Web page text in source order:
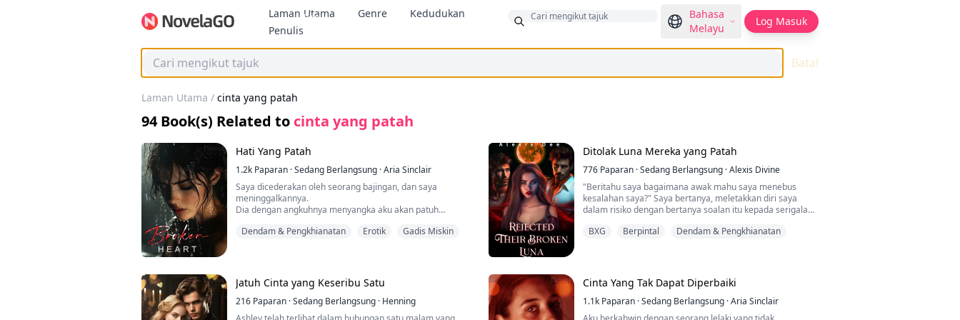
Laman Utama Genre
Kedudukan
Penulis
Bonus
Bahasa
Melayu
Log Masuk
Batal
Laman Utama / cinta yang patah
94Book(s) Related to cinta yang patah
Hati Yang Patah
1.2k Paparan ·Sedang Berlangsung ·Aria Sinclair
Saya dicederakan oleh seorang bajingan, dan saya
meninggalkannya.
Dia dengan angkuhnya menyangka aku akan patuh
Dia silap!
memohon perdamaian...
Dendam & Pengkhianatan Erotik Gadis Miskin
Ditolak Luna Mereka yang Patah
776 Paparan ·Sedang Berlangsung ·Alexis Divine
"Beritahu saya bagaimana awak mahu saya menebus
kesalahan saya?" Saya bertanya, meletakkan diri saya
dalam risiko dengan bertanya soalan itu kepada serigala
"Saya bukan sekadar berminat untuk berhubungan intim
"Bagaimana kalau tidak memakai pakaian setiap kali kita
berdua sahaja di dalam rumah besar ini?" Saya terkejut
dan ternganga apabila dia berbisik di muka saya.
BXG Berpintal Dendam & Pengkhianatan
Jatuh Cinta yang Keseribu Satu
216 Paparan ·Sedang Berlangsung · Henning
Cinta Yang Tak Dapat Diperbaiki
1.1k Paparan ·Sedang Berlangsung ·Aria Sinclair